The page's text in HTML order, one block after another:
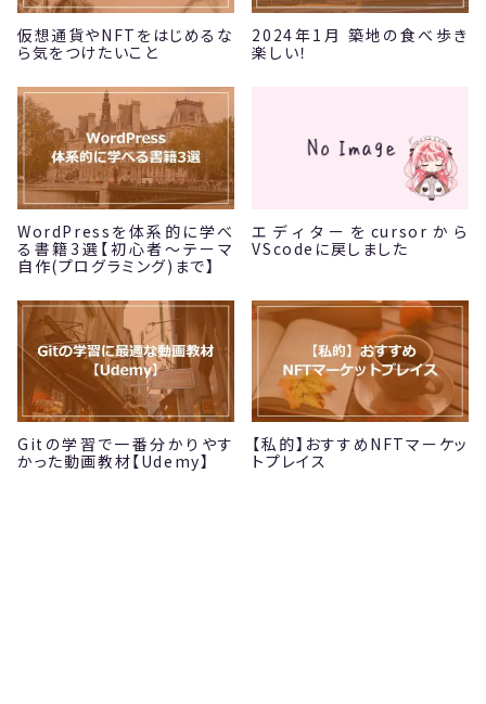
仮想通貨やNFTをはじめるな
ら気をつけたいこと
2024年1月 築地の食べ歩き
楽しい！
WordPressを体系的に学べ
る書籍3選【初心者～テーマ
自作(プログラミング)まで】
エディターをcursorから
VScodeに戻しました
Gitの学習で一番分かりやす
かった動画教材【Udemy】
【私的】おすすめNFTマーケッ
トプレイス